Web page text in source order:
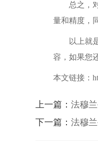
总之，对
量和精度，
以上就
容，如果您
本文链接：
上一篇： 法穆
下一篇： 法穆